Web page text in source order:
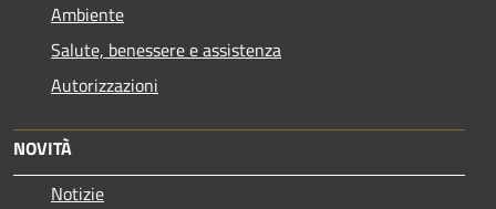
Ambiente
Salute, benessere e assistenza
Autorizzazioni
NOVITÀ
Notizie